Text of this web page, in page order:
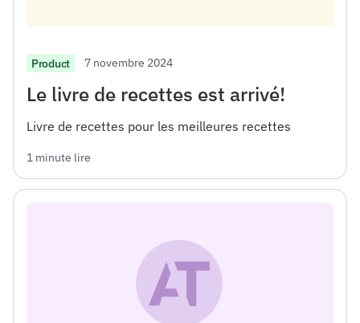
Product 7 novembre 2024
Le livre de recettes est arrivé!
Livre de recettes pour les meilleures recettes
1 minute lire